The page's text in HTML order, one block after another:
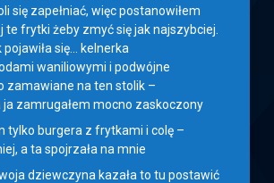
się zapełniać, więc postanowiłem
te frytki żeby zmyć się jak najszybciej.
się… kelnerka
waniliowymi i podwójne
zamawiane na ten stolik –
ja zamrugałem mocno zaskoczony
tylko burgera z frytkami i colę –
a ta spojrzała na mnie
dziewczyna kazała to tu postawić